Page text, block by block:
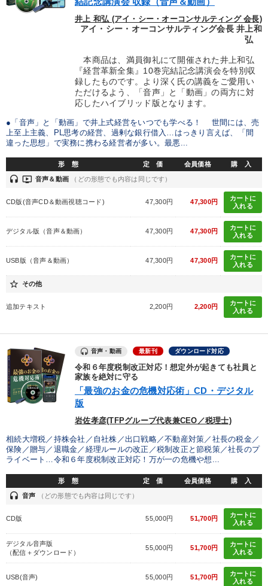
井上 和弘 (アイ・シー・オーコンサルティング 会長)
アイ・シー・オーコンサルティング会長 井上和
弘
本商品は、満員御礼にて開催された井上和弘
『経営革新全集』10巻完結記念講演会を特別収
録したものです。より深く氏の講義をご愛用い
ただけるよう、「音声」と「動画」の両方に対
応したハイブリッド版となります。
●「音声」と「動画」で井上式経営をいつでも学べる！ 世間には、売
上至上主義、PL思考の経営、過剰な銀行借入…はっきり言えば、「間
違った思想」で実務に携わる経営者が多い。最悪...
形 態 定 価 会員価格 購 入
headset ondemand_video 音声＆動画 （どの形態でも内容は同じです）
CD版(音声CD＆動画視聴コード) 47,300円 47,300円
カートに
入れる
デジタル版（音声＆動画） 47,300円 47,300円
カートに
入れる
USB版（音声＆動画） 47,300円 47,300円
カートに
入れる
star_border その他
追加テキスト 2,200円 2,200円
カートに
入れる
音声・動画 最新刊 ダウンロード対応
令和６年度税制改正対応！想定外が起きても社員と
家族を絶対に守る
「最強のお金の危機対応術」CD・デジタル
版
岩佐孝彦(TFPグループ代表兼CEO／税理士)
相続大増税／持株会社／自社株／出口戦略／不動産対策／社長の税金／
保険／贈与／退職金／経理ルールの改正／税制改正と節税策／社長のプ
ライベート…令和６年度税制改正対応！万が一の危機や想...
形 態 定 価 会員価格 購 入
headset 音声 （どの形態でも内容は同じです）
CD版 55,000円 51,700円
カートに
入れる
デジタル音声版
（配信＋ダウンロード）
55,000円 51,700円
カートに
入れる
USB(音声) 55,000円 51,700円
カートに
入れる